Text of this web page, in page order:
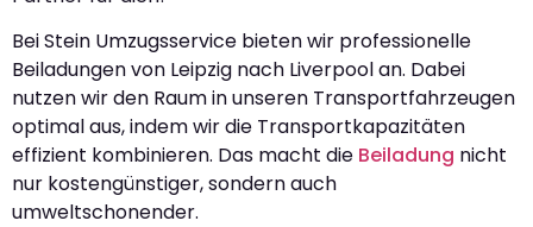
Bei Stein Umzugsservice bieten wir professionelle
Beiladungen von Leipzig nach Liverpool an. Dabei
nutzen wir den Raum in unseren Transportfahrzeugen
optimal aus, indem wir die Transportkapazitäten
effizient kombinieren. Das macht die Beiladung nicht
nur kostengünstiger, sondern auch
umweltschonender.